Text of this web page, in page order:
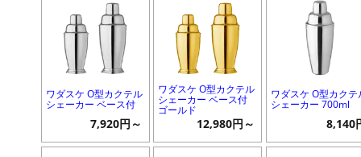
ワダスケ O型カクテル
シェーカー ベース付
7,920円～
ワダスケ O型カクテル
シェーカー ベース付
ゴールド
12,980円～
ワダスケ O型カクテ
シェーカー 700ml
8,140